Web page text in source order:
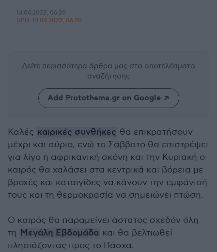
14.04.2022, 06:20
UPD: 14.04.2022, 06:20
Δείτε περισσότερα άρθρα μας στα αποτελέσματα
αναζήτησης
Add Protothema.gr on Google
Καλές καιρικές συνθήκες θα επικρατήσουν
μέχρι και αύριο, ενώ το Σάββατο θα επιστρέψει
για λίγο η αφρικανική σκόνη και την Κυριακή ο
καιρός θα χαλάσει στα κεντρικά και βόρεια με
βροχές και καταιγίδες να κάνουν την εμφάνισή
τους και τη θερμοκρασία να σημειώνει πτώση.
Ο καιρός θα παραμείνει άστατος σχεδόν όλη
τη Μεγάλη Εβδομάδα και θα βελτιωθεί
πλησιάζοντας προς το Πάσχα.